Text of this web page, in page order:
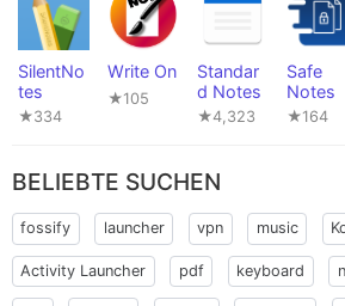
SilentNo
tes
★334
Write On
★105
Standar
d Notes
★4,323
Safe
Notes
★164
BELIEBTE SUCHEN
fossify launcher vpn music
Activity Launcher pdf keyboard